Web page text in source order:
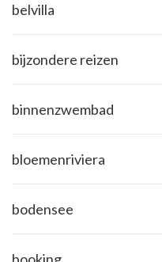
belvilla
bijzondere reizen
binnenzwembad
bloemenriviera
bodensee